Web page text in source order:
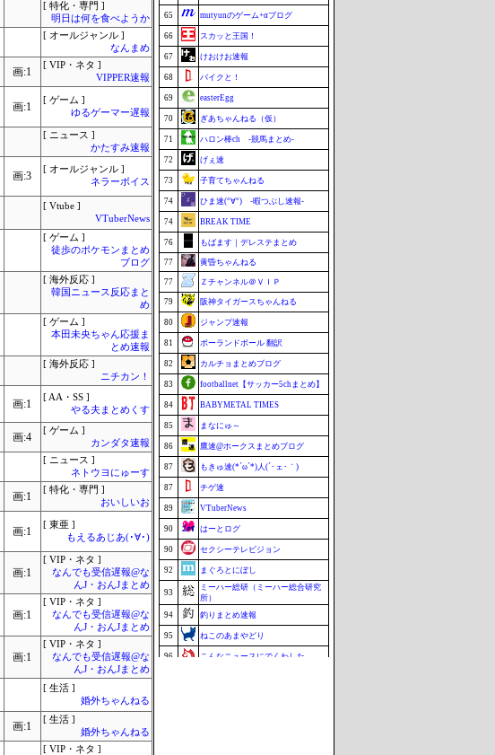
[ 特化・専門 ]
明日は何を食べようか
[ オールジャンル ]
なんまめ
画:1
[ VIP・ネタ ]
VIPPER速報
画:1
[ ゲーム ]
ゆるゲーマー遅報
[ ニュース ]
かたすみ速報
画:3
[ オールジャンル ]
ネラーボイス
[ Vtube ]
VTuberNews
[ ゲーム ]
徒歩のポケモンまとめ
ブログ
[ 海外反応 ]
韓国ニュース反応まと
め
[ ゲーム ]
本田未央ちゃん応援ま
とめ速報
[ 海外反応 ]
ニチカン！
画:1
[ AA・SS ]
やる夫まとめくす
画:4
[ ゲーム ]
カンダタ速報
[ ニュース ]
ネトウヨにゅーす
画:1
[ 特化・専門 ]
おいしいお
画:1
[ 東亜 ]
もえるあじあ(･∀･)
画:1
[ VIP・ネタ ]
なんでも受信遅報@な
んJ・おんJまとめ
画:1
[ VIP・ネタ ]
なんでも受信遅報@な
んJ・おんJまとめ
画:1
[ VIP・ネタ ]
なんでも受信遅報@な
んJ・おんJまとめ
[ 生活 ]
婚外ちゃんねる
画:1
[ 生活 ]
婚外ちゃんねる
[ VIP・ネタ ]
65 mutyunのゲーム+αブログ
66 スカッと王国！
67 けおけお速報
68 バイクと！
69 easterEgg
70 ぎあちゃんねる（仮）
71 ハロン棒ch -競馬まとめ-
72 げぇ速
73 子育てちゃんねる
74 ひま速(°∀°) -暇つぶし速報-
74 BREAK TIME
76 もばます｜デレステまとめ
77 黄昏ちゃんねる
77 Ｚチャンネル＠ＶＩＰ
79 阪神タイガースちゃんねる
80 ジャンプ速報
81 ポーランドボール 翻訳
82 カルチョまとめブログ
83 footballnet【サッカー5chまとめ】
84 BABYMETAL TIMES
85 まなにゅ～
86 鷹速@ホークスまとめブログ
87 もきゅ速(*´ω`*)人(´･ェ･｀)
87 チゲ速
89 VTuberNews
90 はーとログ
90 セクシーテレビジョン
92 まぐろとにぼし
93
ミーハー総研（ミーハー総合研究
所）
94
釣りまとめ速報
95 ねこのあまやどり
96 こんなニュースにでくわした